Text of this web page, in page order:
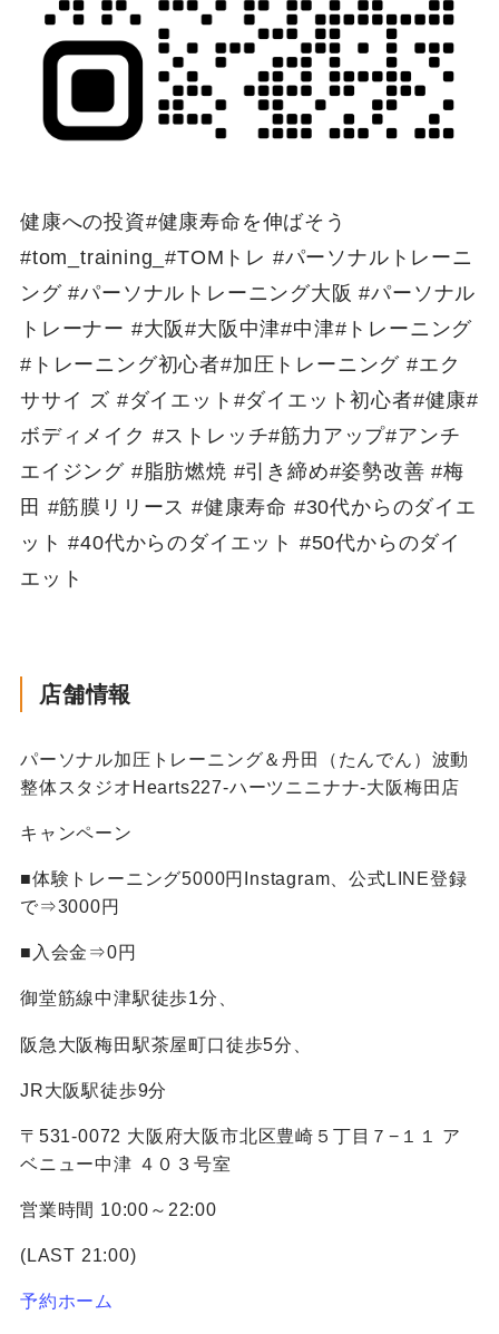
健康への投資#健康寿命を伸ばそう
#tom_training_#TOMトレ #パーソナルトレーニ
ング #パーソナルトレーニング大阪 #パーソナル
トレーナー #大阪#大阪中津#中津#トレーニング
#トレーニング初心者#加圧トレーニング #エク
ササイ ズ #ダイエット#ダイエット初心者#健康#
ボディメイク #ストレッチ#筋力アップ#アンチ
エイジング #脂肪燃焼 #引き締め#姿勢改善 #梅
田 #筋膜リリース #健康寿命 #30代からのダイエ
ット #40代からのダイエット #50代からのダイ
エット
店舗情報
パーソナル加圧トレーニング＆丹田（たんでん）波動
整体スタジオHearts227-ハーツニニナナ-大阪梅田店
キャンペーン
■体験トレーニング5000円Instagram、公式LINE登録
で⇒3000円
■入会金⇒0円
御堂筋線中津駅徒歩1分、
阪急大阪梅田駅茶屋町口徒歩5分、
JR大阪駅徒歩9分
〒531-0072 大阪府大阪市北区豊崎５丁目７−１１ ア
ベニュー中津 ４０３号室
営業時間 10:00～22:00
(LAST 21:00)
予約ホーム